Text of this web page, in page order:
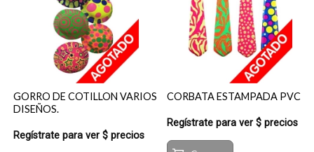
GORRO DE COTILLON VARIOS
DISEÑOS.
Regístrate para ver $ precios
CORBATA ESTAMPADA PVC
Regístrate para ver $ precios